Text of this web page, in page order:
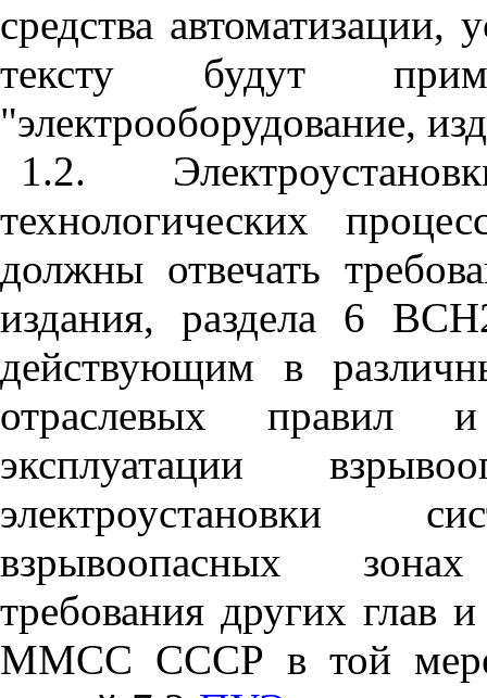
средства автоматизации,
тексту будут
"электрооборудование,
1.2.
технологических
должны отвечать
издания, раздела 6 BCH
действующим в
отраслевых правил
эксплуатации
электроустановки
взрывоопасных
требования других глав
ММСС СССР в той мере,